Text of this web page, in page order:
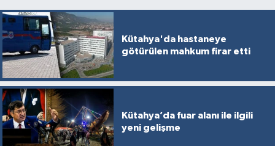
Kütahya'da hastaneye
götürülen mahkum firar etti
Kütahya’da fuar alanı ile ilgili
yeni gelişme